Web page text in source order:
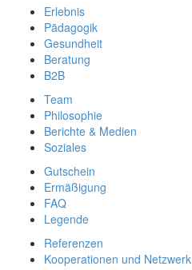
Erlebnis
Pädagogik
Gesundheit
Beratung
B2B
Team
Philosophie
Berichte & Medien
Soziales
Gutschein
Ermäßigung
FAQ
Legende
Referenzen
Kooperationen und Netzwerk